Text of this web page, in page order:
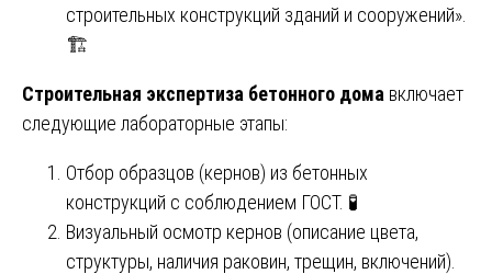
строительных конструкций зданий и сооружений».
🏗️
Строительная экспертиза бетонного дома включает
следующие лабораторные этапы:
Отбор образцов (кернов) из бетонных
конструкций с соблюдением ГОСТ. 🧪
Визуальный осмотр кернов (описание цвета,
структуры, наличия раковин, трещин, включений).